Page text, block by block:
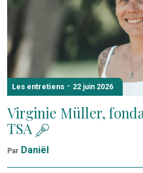
Les entretiens - 22 juin 2026
Virginie Müller,
TSA
Par Daniël